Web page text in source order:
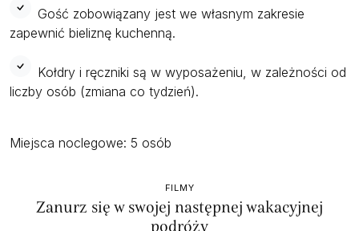
Gość zobowiązany jest we własnym zakresie
zapewnić bieliznę kuchenną.
Kołdry i ręczniki są w wyposażeniu, w zależności od
liczby osób (zmiana co tydzień).
Miejsca noclegowe: 5 osób
FILMY
Zanurz się w swojej następnej wakacyjnej
podróży